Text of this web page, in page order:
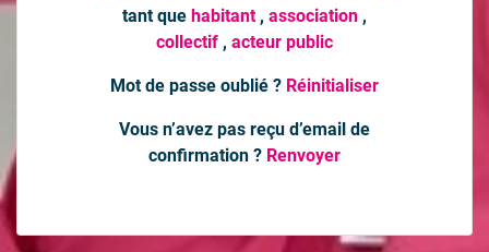
tant que habitant, association ,
collectif , acteur public
Mot de passe oublié ? Réinitialiser
Vous n’avez pas reçu d’email de
confirmation ? Renvoyer